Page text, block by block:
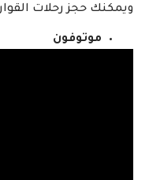
ويمكنك حجز رحلات
موتوفون